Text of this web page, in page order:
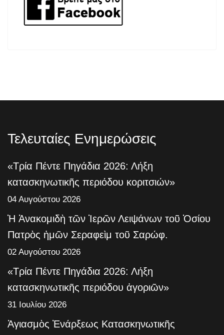
Τελευταίες Ενημερώσεις
«Τρία Πέντε Πηγάδια 2026: Λήξη
κατασκηνωτικῆς περιόδου κοριτσιών»
04 Αυγούστου 2026
Ἡ Ἀνακομιδὴ τῶν Ἱερῶν Λειψάνων τοῦ Ὁσίου
Πατρὸς ἡμῶν Σεραφεὶμ τοῦ Σαρώφ.
02 Αυγούστου 2026
«Τρία Πέντε Πηγάδια 2026: Λήξη
κατασκηνωτικῆς περιόδου ἀγοριῶν»
31 Ιουλίου 2026
Ἁγιασμὸς Ἐνάρξεως Κατασκηνωτικῆς